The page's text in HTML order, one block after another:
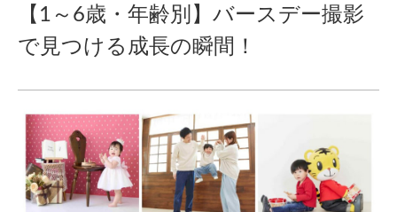
【1～6歳・年齢別】バースデー撮影
で見つける成長の瞬間！